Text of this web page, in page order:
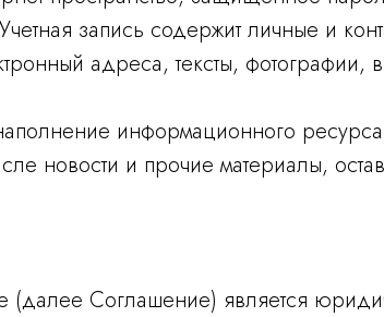
запись содержит личные и
адреса, тексты, фотографии,
информационного
новости и прочие материалы,
(далее Соглашение) является